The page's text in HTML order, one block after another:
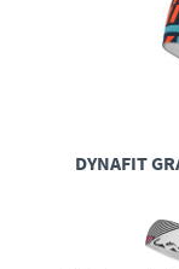
DYNAFIT